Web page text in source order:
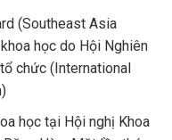
(Southeast Asia
học do Hội Nghiên
chức (International
học tại Hội nghị Khoa